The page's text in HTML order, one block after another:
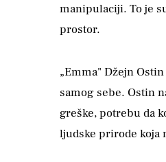
manipulaciji. To je
prostor.
„Emma" Džejn
samog sebe. Ostin
greške, potrebu da
ljudske prirode koja